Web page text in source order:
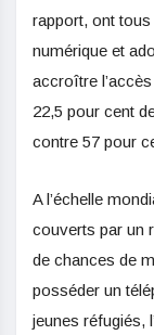
rapport, ont
numérique et
accroître
22,5 pour cent
contre 57 pour
A l’échelle
couverts par un
de chances de
posséder un
jeunes réfugiés,